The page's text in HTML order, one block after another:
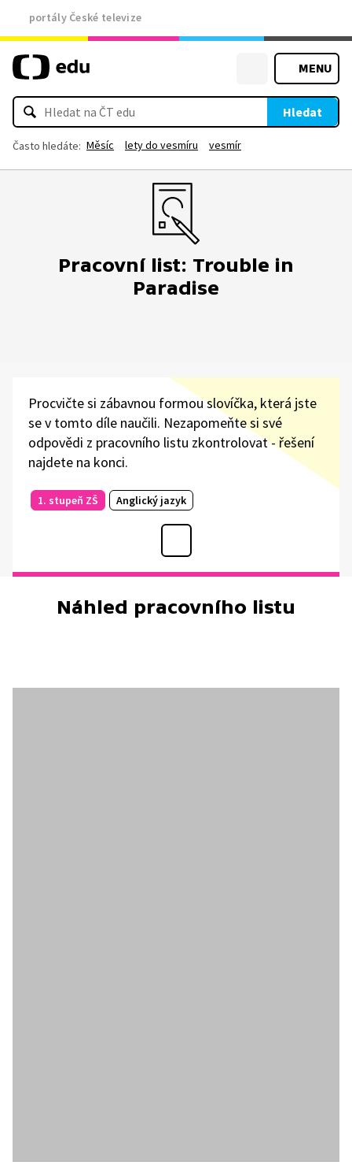
portály České televize
MENU
Hledat
Často hledáte: Měsíc lety do vesmíru vesmír
Pracovní list: Trouble in
Paradise
Procvičte si zábavnou formou slovíčka, která jste
se v tomto díle naučili. Nezapomeňte si své
odpovědi z pracovního listu zkontrolovat - řešení
najdete na konci.
1. stupeň ZŠ Anglický jazyk
Náhled pracovního listu